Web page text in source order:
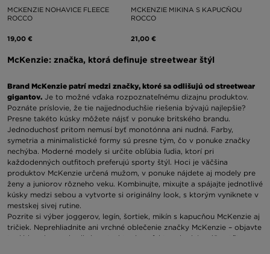
MCKENZIE NOHAVICE FLEECE
ROCCO
19,00 €
MCKENZIE MIKINA S KAPUCŇOU
ROCCO
21,00 €
McKenzie: značka, ktorá definuje streetwear štýl
Brand McKenzie patrí medzi značky, ktoré sa odlišujú od streetwear
gigantov. Je to možné vďaka rozpoznateľnému dizajnu produktov.
Poznáte príslovie, že tie najjednoduchšie riešenia bývajú najlepšie?
Presne takéto kúsky môžete nájsť v ponuke britského brandu.
Jednoduchosť pritom nemusí byť monotónna ani nudná. Farby,
symetria a minimalistické formy sú presne tým, čo v ponuke značky
nechýba. Moderné modely si určite obľúbia ľudia, ktorí pri
každodenných outfitoch preferujú sporty štýl. Hoci je väčšina
produktov McKenzie určená mužom, v ponuke nájdete aj modely pre
ženy a juniorov rôzneho veku. Kombinujte, mixujte a spájajte jednotlivé
kúsky medzi sebou a vytvorte si originálny look, s ktorým vyniknete v
mestskej sivej rutine.
Pozrite si výber joggerov, legín, šortiek, mikín s kapucňou McKenzie aj
tričiek. Neprehliadnite ani vrchné oblečenie značky McKenzie – objavte
teplé bundy a pohodlné vesty, ktoré perfektne doplnia váš outfit